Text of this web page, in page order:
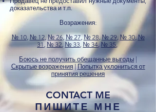
доказательства и т.п.
Возражения:
№ 10, № 12,№ 26, № 27,№ 28,№ 29, № 30,№
31 , № 32, № 33, № 34,№ 35,
Боюсь не получить обещанные выгоды
Скрытые возражения| ​Попытка уклониться от
принятия решения
CONTACT ME
ПИШИТЕ МНЕ